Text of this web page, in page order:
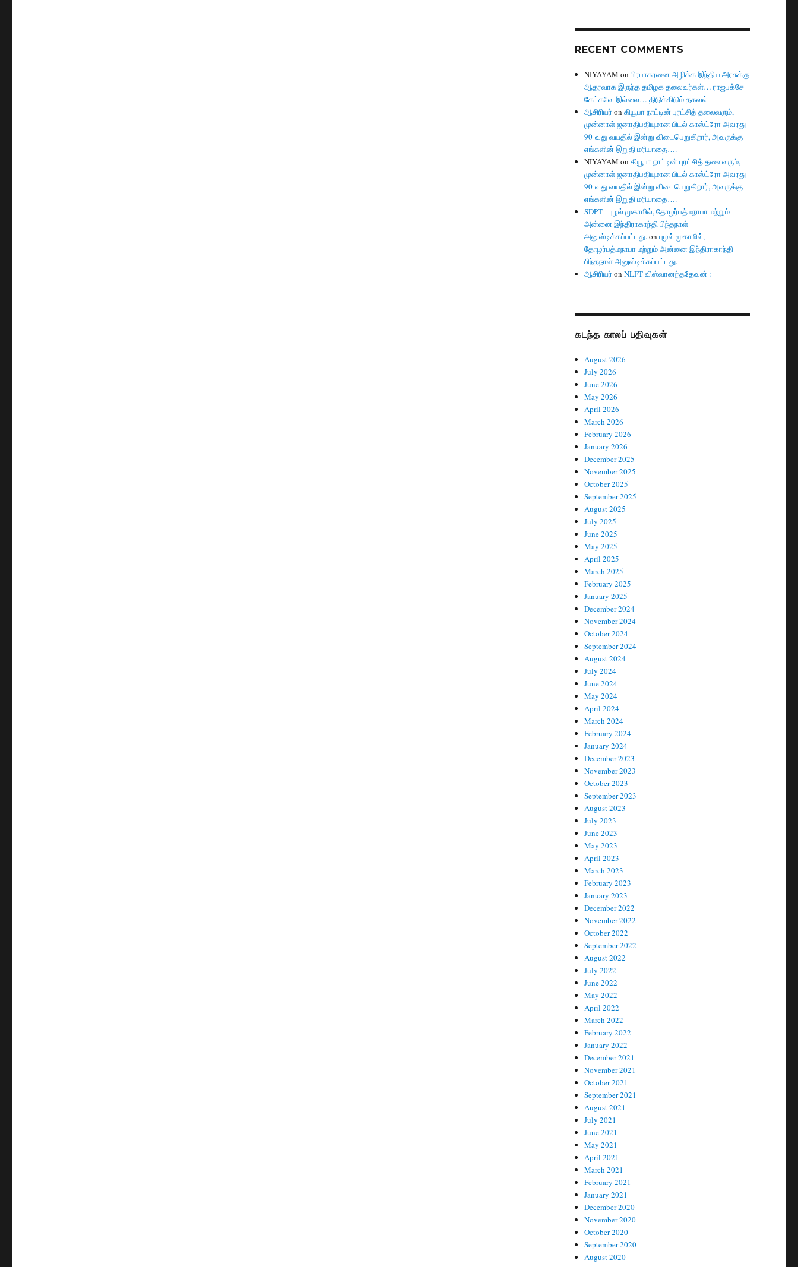
RECENT COMMENTS
NIYAYAM onபிரபாகரனை அழிக்க இந்திய அரசுக்கு
ஆதரவாக இருந்த தமிழக தலைவர்கள்… ராஜபக்சே
கேட்கவே இல்லை… திடுக்கிடும் தகவல்
ஆசிரியர் onகியூபா நாட்டின் புரட்சித் தலைவரும்,
முன்னாள் ஜனாதிபதியுமான பிடல் காஸ்ட்ரோ அவரது
90-வது வயதில் இன்று விடைபெறுகிறார், அவருக்கு
எங்களின் இறுதி மரியாதை….
NIYAYAM onகியூபா நாட்டின் புரட்சித் தலைவரும்,
முன்னாள் ஜனாதிபதியுமான பிடல் காஸ்ட்ரோ அவரது
90-வது வயதில் இன்று விடைபெறுகிறார், அவருக்கு
எங்களின் இறுதி மரியாதை….
SDPT - புழல் முகாமில், தோழர்பத்மநாபா மற்றும்
அன்னை இந்திராகாந்தி பிந்தநாள்
அனுஸ்டிக்கப்பட்டது.onபுழல் முகாமில்,
தோழர்பத்மநாபா மற்றும் அன்னை இந்திராகாந்தி
பிந்தநாள் அனுஸ்டிக்கப்பட்டது.
ஆசிரியர் onNLFT விஸ்வானந்ததேவன் :
கடந்த காலப் பதிவுகள்
August 2026
July 2026
June 2026
May 2026
April 2026
March 2026
February 2026
January 2026
December 2025
November 2025
October 2025
September 2025
August 2025
July 2025
June 2025
May 2025
April 2025
March 2025
February 2025
January 2025
December 2024
November 2024
October 2024
September 2024
August 2024
July 2024
June 2024
May 2024
April 2024
March 2024
February 2024
January 2024
December 2023
November 2023
October 2023
September 2023
August 2023
July 2023
June 2023
May 2023
April 2023
March 2023
February 2023
January 2023
December 2022
November 2022
October 2022
September 2022
August 2022
July 2022
June 2022
May 2022
April 2022
March 2022
February 2022
January 2022
December 2021
November 2021
October 2021
September 2021
August 2021
July 2021
June 2021
May 2021
April 2021
March 2021
February 2021
January 2021
December 2020
November 2020
October 2020
September 2020
August 2020